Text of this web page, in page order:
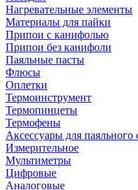
Нагревательные элементы
Материалы для пайки
Припои с канифолью
Припои без канифоли
Паяльные пасты
Флюсы
Оплетки
Термоинструмент
Термопинцеты
Термофены
Аксессуары для паяльного
Измерительное
Мультиметры
Цифровые
Аналоговые